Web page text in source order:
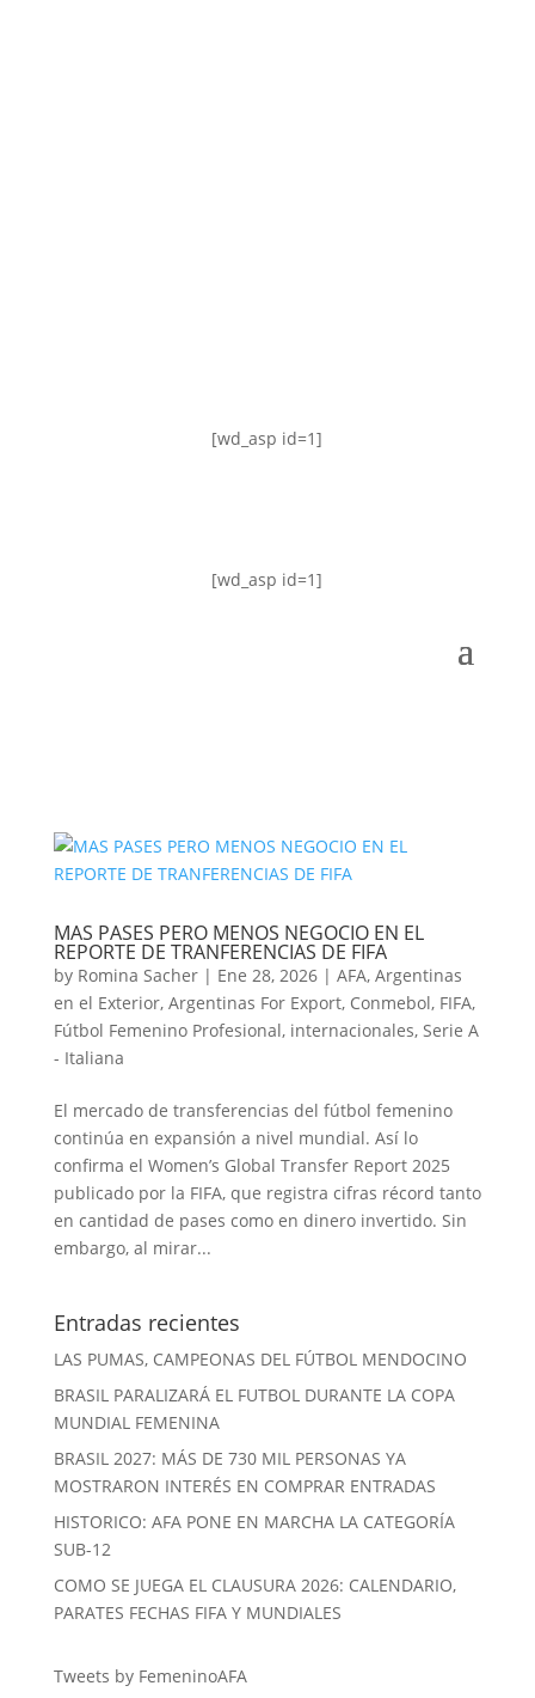
[wd_asp id=1]
[wd_asp id=1]
MAS PASES PERO MENOS NEGOCIO EN EL
REPORTE DE TRANFERENCIAS DE FIFA
by Romina Sacher| Ene 28, 2026| AFA, Argentinas
en el Exterior, Argentinas For Export, Conmebol, FIFA,
Fútbol Femenino Profesional, internacionales, Serie A
- Italiana
El mercado de transferencias del fútbol femenino
continúa en expansión a nivel mundial. Así lo
confirma el Women’s Global Transfer Report 2025
publicado por la FIFA, que registra cifras récord tanto
en cantidad de pases como en dinero invertido. Sin
embargo, al mirar...
Entradas recientes
LAS PUMAS, CAMPEONAS DEL FÚTBOL MENDOCINO
BRASIL PARALIZARÁ EL FUTBOL DURANTE LA COPA
MUNDIAL FEMENINA
BRASIL 2027: MÁS DE 730 MIL PERSONAS YA
MOSTRARON INTERÉS EN COMPRAR ENTRADAS
HISTORICO: AFA PONE EN MARCHA LA CATEGORÍA
SUB-12
COMO SE JUEGA EL CLAUSURA 2026: CALENDARIO,
PARATES FECHAS FIFA Y MUNDIALES
Tweets by FemeninoAFA